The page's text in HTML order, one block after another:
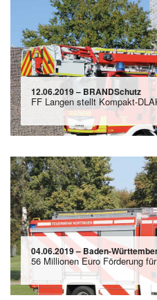
12.06.2019 – BRANDSchutz
FF Langen stellt Kompakt-
04.06.2019 – Baden-
56 Millionen Euro Förderung